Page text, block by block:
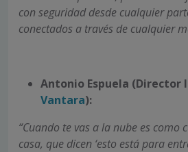
con seguridad desde cualquier
conectados a través de cualquier
Antonio Espuela (Director
Vantara):
“Cuando te vas a la nube es como
casa, que dicen ‘esto está para